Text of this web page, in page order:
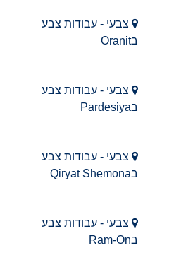
צבעי - עבודות צבע
בOranit
צבעי - עבודות צבע
בPardesiya
צבעי - עבודות צבע
בQiryat Shemona
צבעי - עבודות צבע
בRam-On